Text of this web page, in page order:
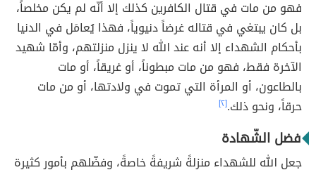
فهو من مات في قتال الكافرين كذلك إلا أنّه لم يكن مخلصاً،
بل كان يبتغي في قتاله غرضاً دنيوياً، فهذا يُعامَل في الدنيا
بأحكام الشهداء إلا أنه عند الله لا ينزل منزلتهم، وأمّا شهيد
الآخرة فقط، فهو من مات مبطوناً، أو غريقاً، أو مات
بالطاعون، أو المرأة التي تموت في ولادتها، أو من مات
حرقاً، ونحو ذلك.[٢]
فضل الشّهادة
جعل الله للشهداء منزلةً شريفةً خاصةً، وفضّلهم بأمور كثيرة